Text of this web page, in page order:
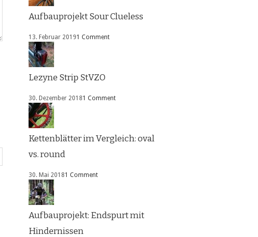
Aufbauprojekt Sour Clueless
13. Februar 20191 Comment
Lezyne Strip StVZO
30. Dezember 20181 Comment
Kettenblätter im Vergleich: oval
vs. round
30. Mai 20181 Comment
Aufbauprojekt: Endspurt mit
Hindernissen